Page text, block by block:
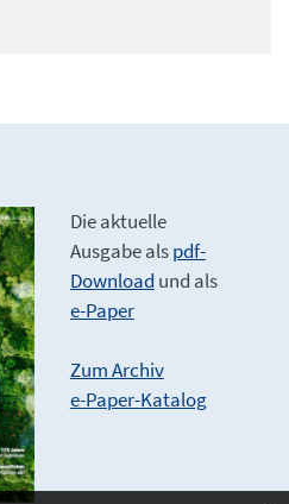
Die aktuelle
Ausgabe alspdf-
Download und als
e-Paper
Zum Archiv
e-Paper-Katalog